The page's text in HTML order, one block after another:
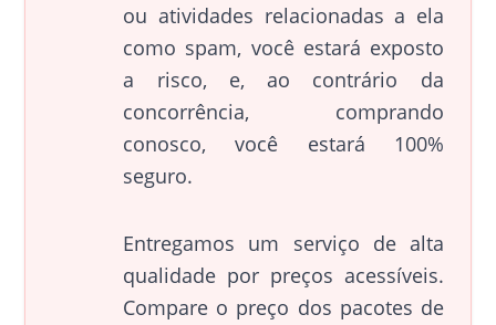
ou atividades relacionadas a ela
como spam, você estará exposto
a risco, e, ao contrário da
concorrência, comprando
conosco, você estará 100%
seguro.
Entregamos um serviço de alta
qualidade por preços acessíveis.
Compare o preço dos pacotes de